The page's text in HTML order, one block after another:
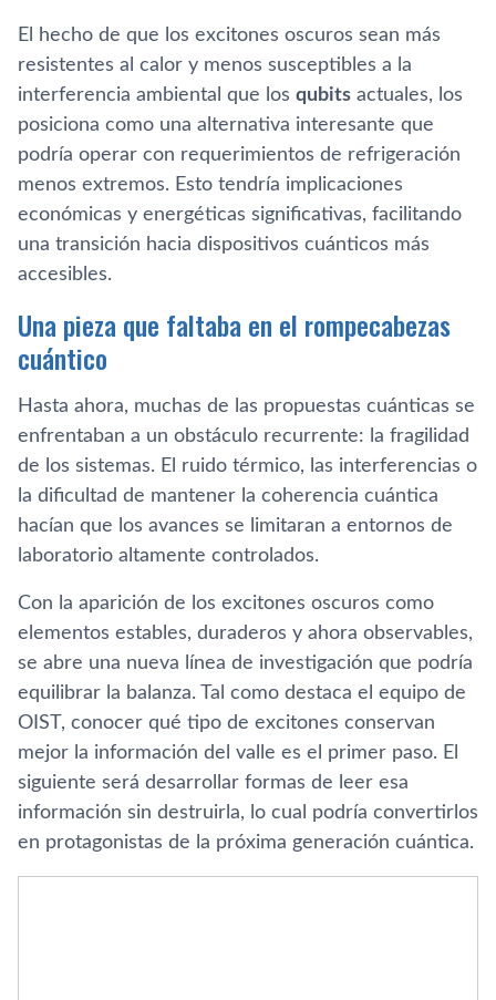
El hecho de que los excitones oscuros sean más
resistentes al calor y menos susceptibles a la
interferencia ambiental que los qubits actuales, los
posiciona como una alternativa interesante que
podría operar con requerimientos de refrigeración
menos extremos. Esto tendría implicaciones
económicas y energéticas significativas, facilitando
una transición hacia dispositivos cuánticos más
accesibles.
Una pieza que faltaba en el rompecabezas
cuántico
Hasta ahora, muchas de las propuestas cuánticas se
enfrentaban a un obstáculo recurrente: la fragilidad
de los sistemas. El ruido térmico, las interferencias o
la dificultad de mantener la coherencia cuántica
hacían que los avances se limitaran a entornos de
laboratorio altamente controlados.
Con la aparición de los excitones oscuros como
elementos estables, duraderos y ahora observables,
se abre una nueva línea de investigación que podría
equilibrar la balanza. Tal como destaca el equipo de
OIST, conocer qué tipo de excitones conservan
mejor la información del valle es el primer paso. El
siguiente será desarrollar formas de leer esa
información sin destruirla, lo cual podría convertirlos
en protagonistas de la próxima generación cuántica.